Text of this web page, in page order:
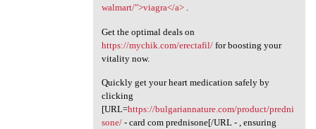
walmart/">viagra</a>.
Get the optimal deals on
https://mychik.com/erectafil/for boosting your
vitality now.
Quickly get your heart medication safely by
clicking
[URL=https://bulgariannature.com/product/predni
sone/- card com prednisone[/URL - , ensuring